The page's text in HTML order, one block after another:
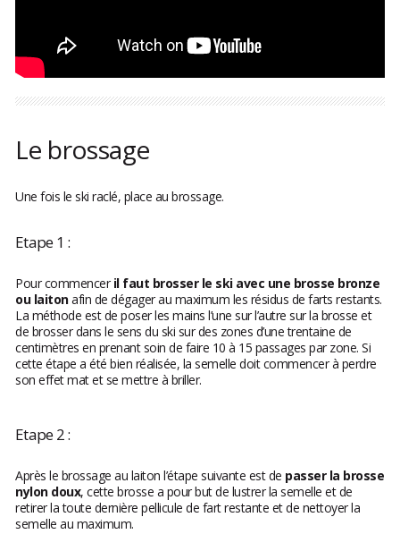
Le brossage
Une fois le ski raclé, place au brossage.
Etape 1 :
Pour commencer il faut brosser le ski avec une brosse bronze
ou laitonafin de dégager au maximum les résidus de farts restants.
La méthode est de poser les mains l’une sur l’autre sur la brosse et
de brosser dans le sens du ski sur des zones d’une trentaine de
centimètres en prenant soin de faire 10 à 15 passages par zone. Si
cette étape a été bien réalisée, la semelle doit commencer à perdre
son effet mat et se mettre à briller.
Etape 2 :
Après le brossage au laiton l’étape suivante est de passer la brosse
nylon doux, cette brosse a pour but de lustrer la semelle et de
retirer la toute dernière pellicule de fart restante et de nettoyer la
semelle au maximum.